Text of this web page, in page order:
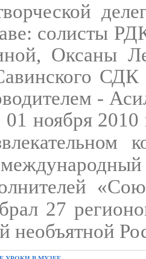
солисты
Оксаны
СДК
-
01 ноября
27
необъятной